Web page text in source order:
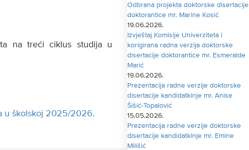
na treći ciklus studija u
u školskoj 2025/2026.
Odbrana projekta doktorske disertacije
doktorantice mr. Marine Kosić
19.06.2026.
Izvještaj Komisije Univerziteta i
korigirana radna verzija doktorske
disertacije doktorantice mr. Esmeralde
Marić
19.06.2026.
Prezentacija radne verzije doktorske
disertacije kandidatkinje mr. Anise
Šišić-Topalović
15.05.2026.
Prezentacija radne verzije doktorske
disertacije kandidatkinje mr. Emine
Milišić